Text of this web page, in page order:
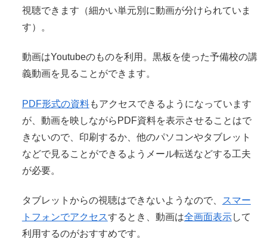
視聴できます（細かい単元別に動画が分けられていま
す）。
動画はYoutubeのものを利用。黒板を使った予備校の講
義動画を見ることができます。
PDF形式の資料もアクセスできるようになっています
が、動画を映しながらPDF資料を表示させることはで
きないので、印刷するか、他のパソコンやタブレット
などで見ることができるようメール転送などする工夫
が必要。
タブレットからの視聴はできないようなので、
スマー
トフォンでアクセスするとき、動画は全画面表示して
利用するのがおすすめです。